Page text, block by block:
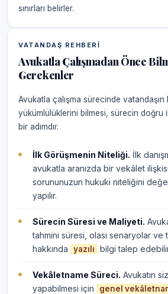
sınırları belirler.
VATANDAŞ REHBERI
Avukatla Çalışmadan Önce
Gerekenler
Avukatla çalışma sürecinde vatandaşın
yükümlülüklerini bilmesi, sürecin doğru
bir adımdır.
İlk Görüşmenin Niteliği. İlk
avukatla aranızda bir vekâlet
sorununuzun hukuki niteliğini
yapılır.
Sürecin Süresi ve Maliyeti.
tahmini süresi, olası senaryolar ve
hakkında
yazılı bilgi talep
Vekâletname Süreci. Avukatın
yapabilmesi için
genel